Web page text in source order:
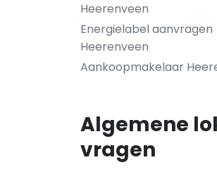
Heerenveen
Energielabel aanvragen
Heerenveen
Aankoopmakelaar
Algemene
vragen